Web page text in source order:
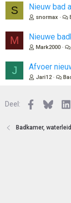
S Nieuw bad
snormax
M Nieuwe
Mark2000
J Afvoer
Jari12
Deel: Facebook
Badkamer,